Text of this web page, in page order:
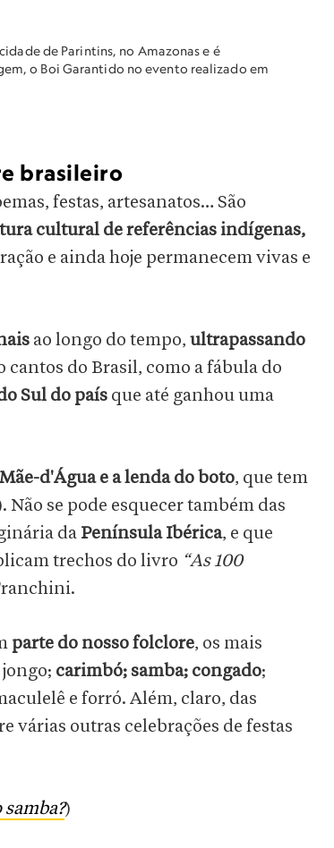
de Parintins, no Amazonas e é
o Boi Garantido no evento realizado em
brasileiro
festas, artesanatos… São
cultural de referências indígenas,
e ainda hoje permanecem vivas e
ao longo do tempo, ultrapassando
cantos do Brasil, como a fábula do
Sul do país que até ganhou uma
d'Água e a lenda do boto, que tem
Não se pode esquecer também das
da Península Ibérica, e que
trechos do livro “As 100
parte do nosso folclore, os mais
jongo; carimbó; samba; congado;
e forró. Além, claro, das
várias outras celebrações de festas
)